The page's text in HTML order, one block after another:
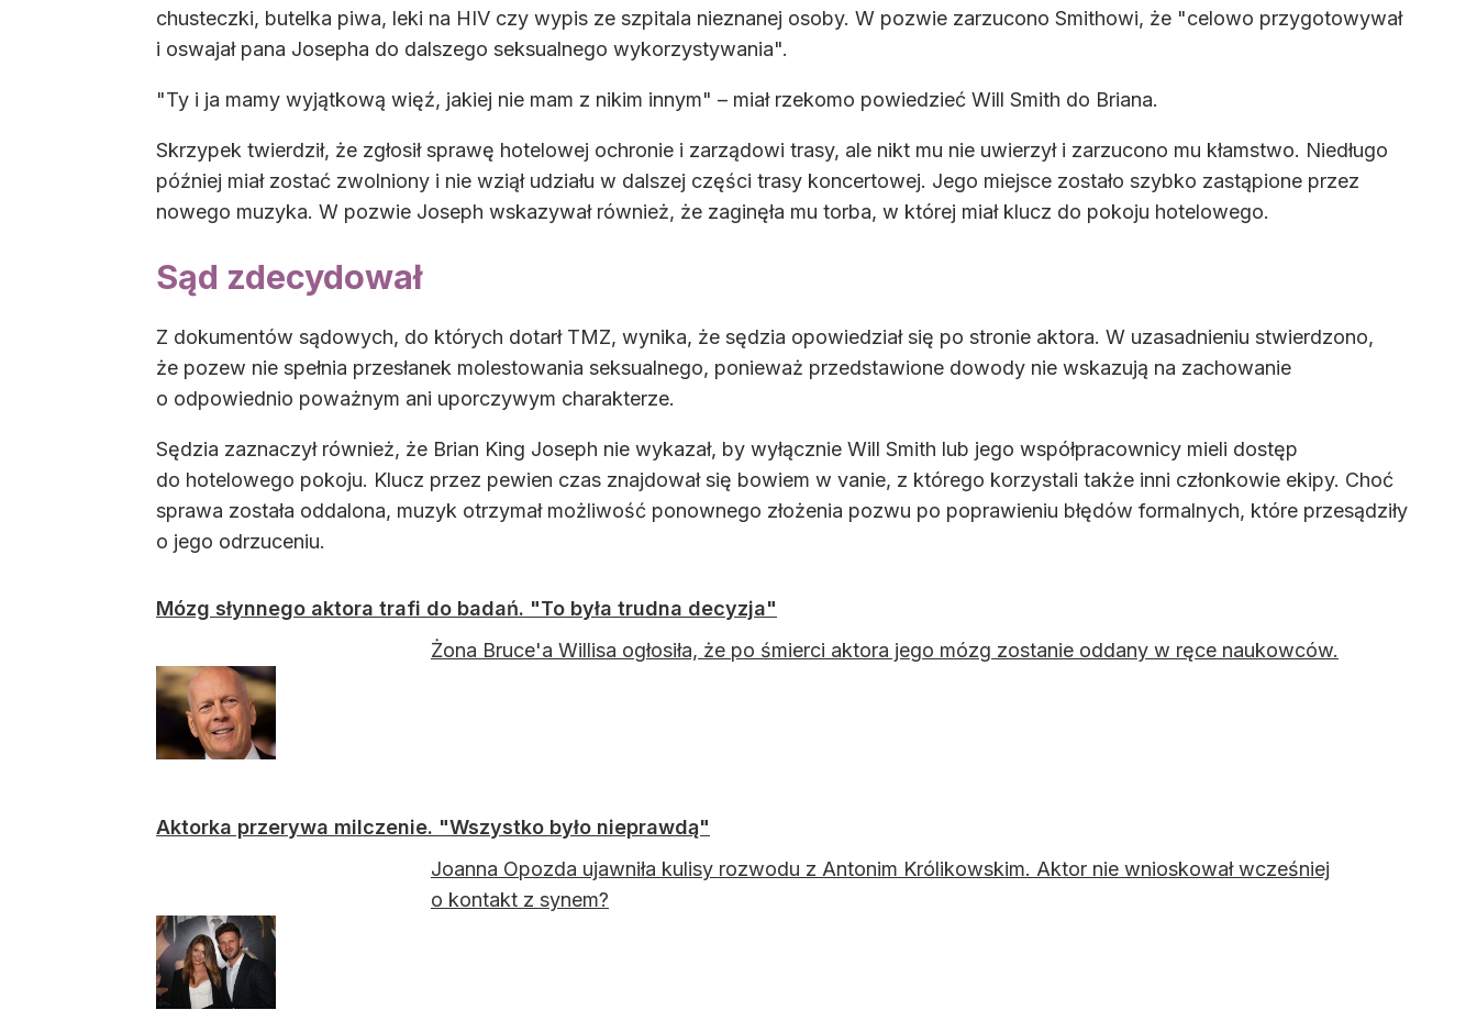
chusteczki, butelka piwa, leki na HIV czy wypis ze szpitala nieznanej osoby. W pozwie zarzucono Smithowi, że "celowo przygotowywał
i oswajał pana Josepha do dalszego seksualnego wykorzystywania".
"Ty i ja mamy wyjątkową więź, jakiej nie mam z nikim innym" – miał rzekomo powiedzieć Will Smith do Briana.
Skrzypek twierdził, że zgłosił sprawę hotelowej ochronie i zarządowi trasy, ale nikt mu nie uwierzył i zarzucono mu kłamstwo. Niedługo
później miał zostać zwolniony i nie wziął udziału w dalszej części trasy koncertowej. Jego miejsce zostało szybko zastąpione przez
nowego muzyka. W pozwie Joseph wskazywał również, że zaginęła mu torba, w której miał klucz do pokoju hotelowego.
Sąd zdecydował
Z dokumentów sądowych, do których dotarł TMZ, wynika, że sędzia opowiedział się po stronie aktora. W uzasadnieniu stwierdzono,
że pozew nie spełnia przesłanek molestowania seksualnego, ponieważ przedstawione dowody nie wskazują na zachowanie
o odpowiednio poważnym ani uporczywym charakterze.
Sędzia zaznaczył również, że Brian King Joseph nie wykazał, by wyłącznie Will Smith lub jego współpracownicy mieli dostęp
do hotelowego pokoju. Klucz przez pewien czas znajdował się bowiem w vanie, z którego korzystali także inni członkowie ekipy. Choć
sprawa została oddalona, muzyk otrzymał możliwość ponownego złożenia pozwu po poprawieniu błędów formalnych, które przesądziły
o jego odrzuceniu.
Mózg słynnego aktora trafi do badań. "To była trudna decyzja"
Żona Bruce'a Willisa ogłosiła, że po śmierci aktora jego mózg zostanie oddany w ręce naukowców.
Aktorka przerywa milczenie. "Wszystko było nieprawdą"
Joanna Opozda ujawniła kulisy rozwodu z Antonim Królikowskim. Aktor nie wnioskował wcześniej
o kontakt z synem?